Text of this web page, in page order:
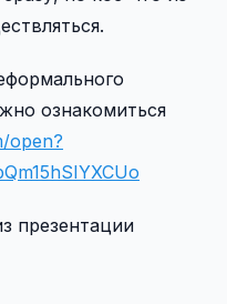
ознакомиться
open?
презентации